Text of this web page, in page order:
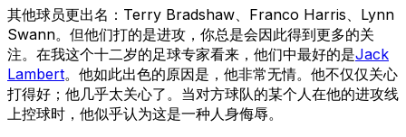
其他球员更出名：Terry Bradshaw、Franco Harris、Lynn
Swann。但他们打的是进攻，你总是会因此得到更多的关
注。在我这个十二岁的足球专家看来，他们中最好的是Jack
Lambert。他如此出色的原因是，他非常无情。他不仅仅关心
打得好；他几乎太关心了。当对方球队的某个人在他的进攻线
上控球时，他似乎认为这是一种人身侮辱。